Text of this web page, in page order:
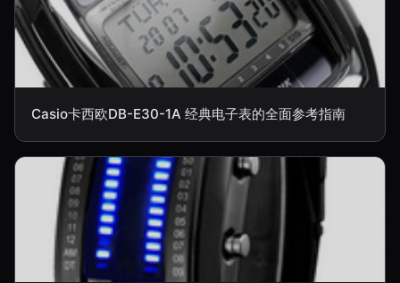
Casio卡西欧DB-E30-1A 经典电子表的全面参考指南